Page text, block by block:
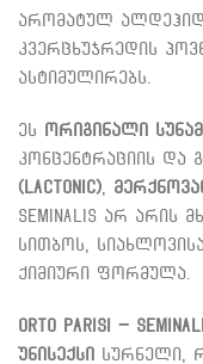
არომატულ
კვერცხუჯრედის
ასტიმულირებს.
ეს ორიგინალი
კონცენტრაციის და
(Lactonic)
Seminalis არ არის
სითბოს,
ქიმიური ფორმულა.
Orto Parisi –
უნისექსი
სურნელი,